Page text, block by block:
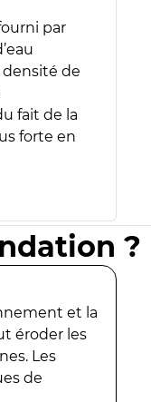
par
densité de
fait de la
forte en
?
et la
éroder les
Les
de